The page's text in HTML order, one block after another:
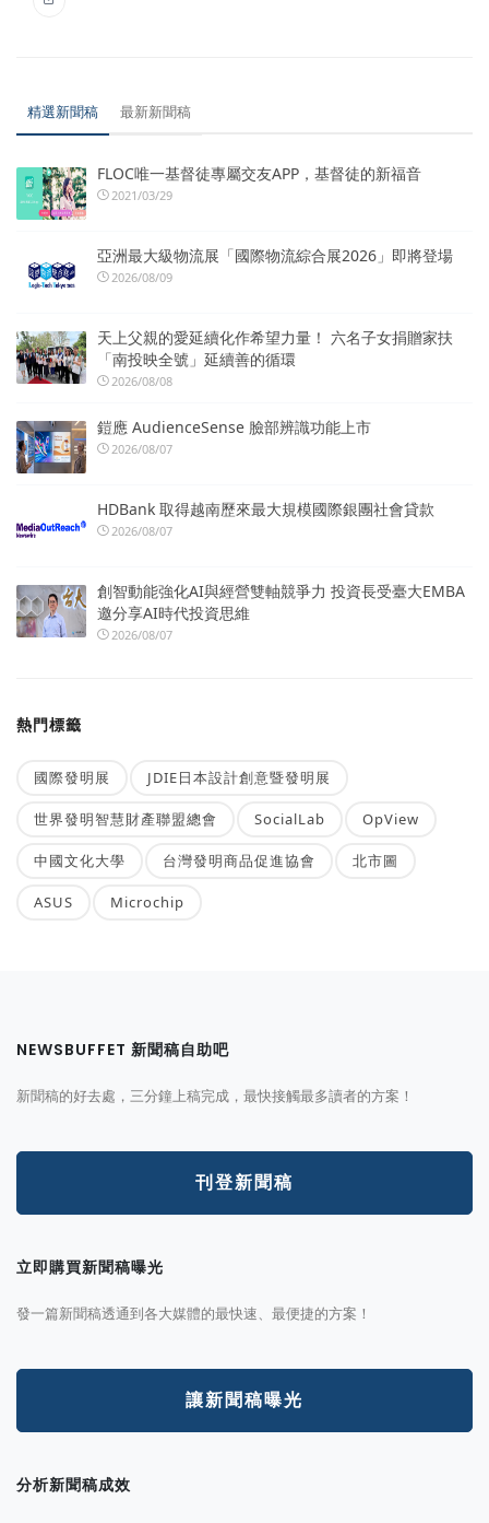
精選新聞稿 最新新聞稿
FLOC唯一基督徒專屬交友APP，基督徒的新福音
2021/03/29
亞洲最大級物流展「國際物流綜合展2026」即將登場
2026/08/09
天上父親的愛延續化作希望力量！ 六名子女捐贈家扶
「南投映全號」延續善的循環
2026/08/08
鎧應 AudienceSense 臉部辨識功能上市
2026/08/07
HDBank 取得越南歷來最大規模國際銀團社會貸款
2026/08/07
創智動能強化AI與經營雙軸競爭力 投資長受臺大EMBA
邀分享AI時代投資思維
2026/08/07
熱門標籤
國際發明展 JDIE日本設計創意暨發明展
世界發明智慧財產聯盟總會 SocialLab OpView
中國文化大學 台灣發明商品促進協會 北市圖
ASUS Microchip
NEWSBUFFET 新聞稿自助吧
新聞稿的好去處，三分鐘上稿完成，最快接觸最多讀者的方案！
刊登新聞稿
立即購買新聞稿曝光
發一篇新聞稿透通到各大媒體的最快速、最便捷的方案！
讓新聞稿曝光
分析新聞稿成效